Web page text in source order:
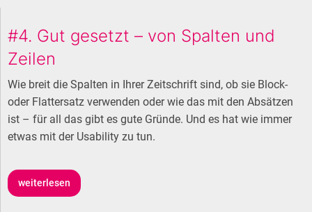
#4. Gut gesetzt – von Spalten und
Zeilen
Wie breit die Spalten in Ihrer Zeitschrift sind, ob sie Block-
oder Flattersatz verwenden oder wie das mit den Absätzen
ist – für all das gibt es gute Gründe. Und es hat wie immer
etwas mit der Usability zu tun.
weiterlesen